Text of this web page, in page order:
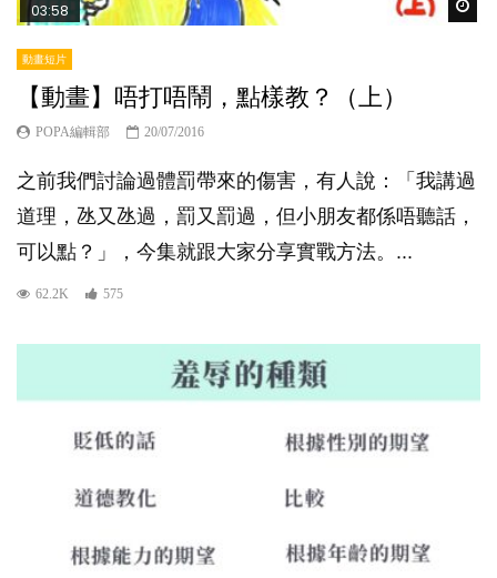
03:58
動畫短片
【動畫】唔打唔鬧，點樣教？（上）
POPA編輯部 20/07/2016
之前我們討論過體罰帶來的傷害，有人說：「我講過
道理，氹又氹過，罰又罰過，但小朋友都係唔聽話，
可以點？」，今集就跟大家分享實戰方法。...
62.2K 575